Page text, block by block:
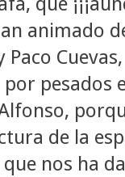
animado
Paco
pesados
de la
nos ha